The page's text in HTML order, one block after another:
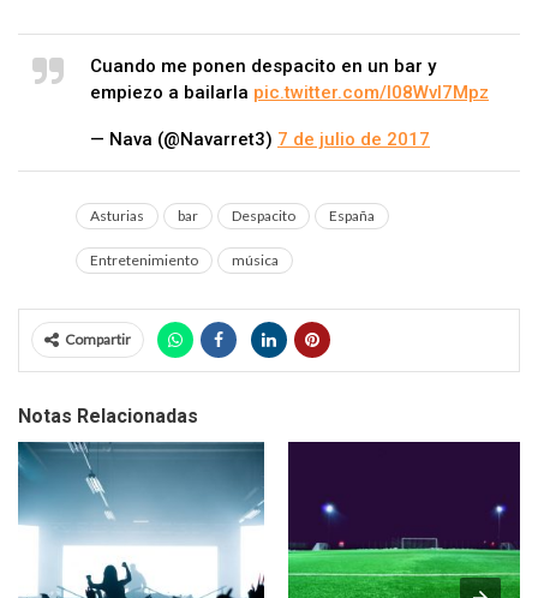
Cuando me ponen despacito en un bar y
empiezo a bailarla pic.twitter.com/l08Wvl7Mpz
— Nava (@Navarret3) 7 de julio de 2017
Asturias bar Despacito España
Entretenimiento música
Compartir
Notas Relacionadas